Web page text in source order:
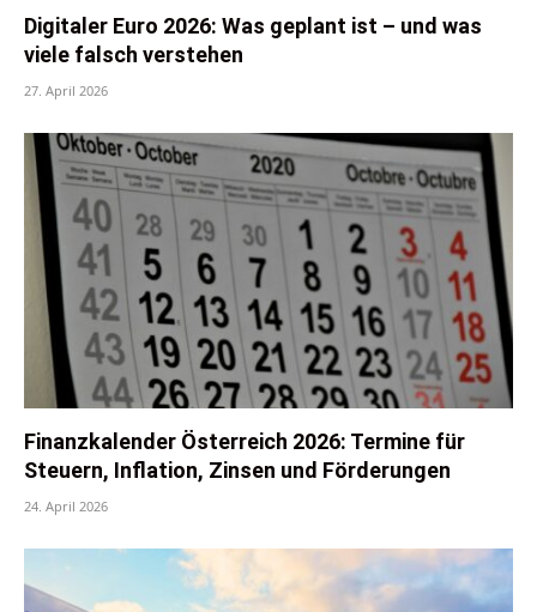
Digitaler Euro 2026: Was geplant ist – und was
viele falsch verstehen
27. April 2026
Finanzkalender Österreich 2026: Termine für
Steuern, Inflation, Zinsen und Förderungen
24. April 2026